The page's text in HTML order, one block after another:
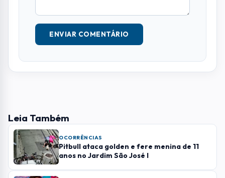
ENVIAR COMENTÁRIO
Leia Também
OCORRÊNCIAS
Pitbull ataca golden e fere menina de 11
anos no Jardim São José I